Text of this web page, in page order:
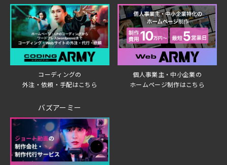
コーディングの
外注・依頼・手配はこちら
個人事業主・中小企業の
ホームページ制作はこちら
バズアーミー